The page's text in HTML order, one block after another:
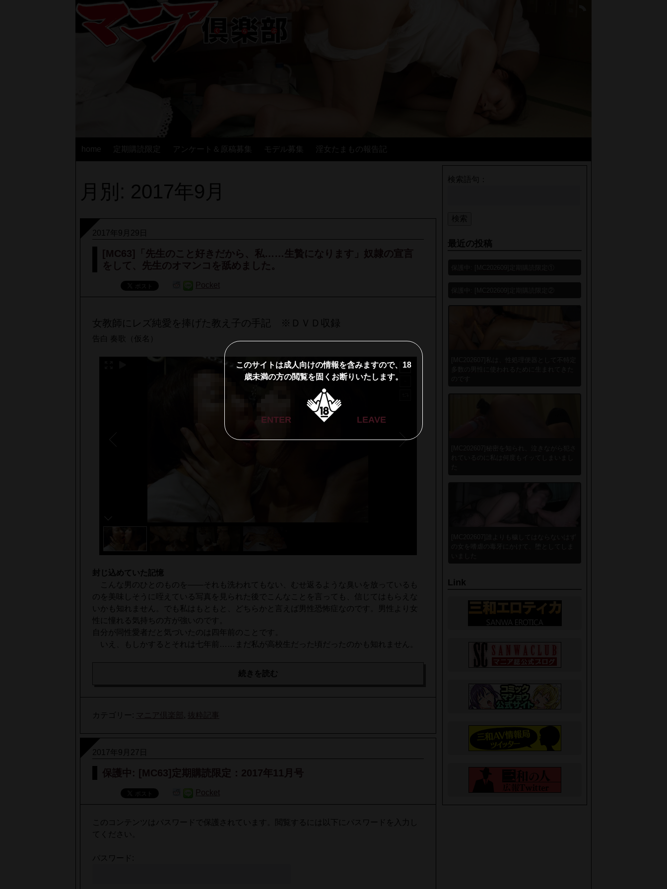
home 定期購読限定 アンケート＆原稿募集 モデル募集 淫女たまもの報告記
月別: 2017年9月
2017年9月29日
[MC63]「先生のこと好きだから、私……生贄になります」奴隷の宣言
をして、先生のオマンコを舐めました。
Pocket
女教師にレズ純愛を捧げた教え子の手記 ※ＤＶＤ収録
告白 奏歌（仮名）
封じ込めていた記憶
こんな男のひとのものを――それも洗われてもない、むせ返るような臭いを放っているも
のを美味しそうに咥えている写真を見られた後でこんなことを言っても、信じてはもらえな
いかも知れません。でも私はもともと、どちらかと言えば男性恐怖症なのです。男性より女
性に憧れる気持ちの方が強いのです。
自分が同性愛者だと気づいたのは四年前のことです。
いえ、もしかするとそれは七年前……まだ私が高校生だった頃だったのかも知れません。
続きを読む
カテゴリー: マニア倶楽部 , 抜粋記事
2017年9月27日
保護中: [MC63]定期購読限定：2017年11月号
Pocket
このコンテンツはパスワードで保護されています。閲覧するには以下にパスワードを入力し
てください。
パスワード:
検索語句：
検索
最近の投稿
Link
このサイトは成人向けの情報を含みますので、18
歳未満の方の閲覧を固くお断りいたします。
ENTER LEAVE